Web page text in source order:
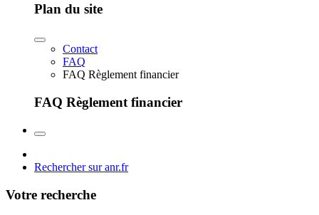
Plan du site
Contact
FAQ
FAQ Règlement financier
FAQ Règlement financier
Rechercher sur anr.fr
Votre recherche